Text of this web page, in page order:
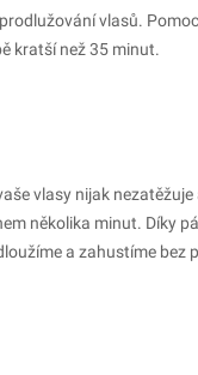
vlasů.
kratší než 35 minut.
vlasy nijak nezatěžuje
několika minut. Díky
a zahustíme bez